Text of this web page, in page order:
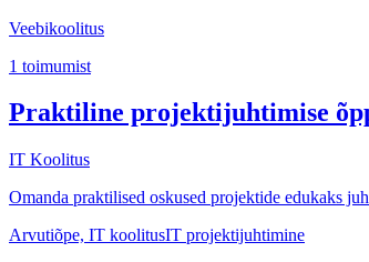
Veebikoolitus
1 toimumist
Praktiline projektijuhtimise
IT Koolitus
Omanda praktilised oskused projektide edukaks
Arvutiõpe, IT koolitusIT projektijuhtimine